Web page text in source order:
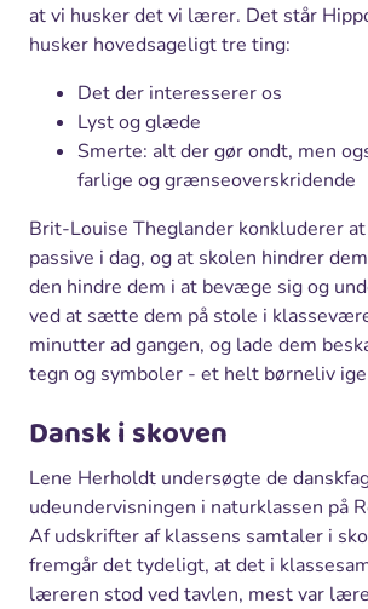
at vi husker det vi lærer. Det står
husker hovedsageligt tre ting:
Det der interesserer os
Lyst og glæde
Smerte: alt der gør ondt, men
farlige og grænseoverskridende
Brit-Louise Theglander konkluderer
passive i dag, og at skolen hindrer
den hindre dem i at bevæge sig og
ved at sætte dem på stole i
minutter ad gangen, og lade dem
tegn og symboler - et helt børneliv
Dansk i skoven
Lene Herholdt undersøgte de
udeundervisningen i naturklassen på
Af udskrifter af klassens samtaler i
fremgår det tydeligt, at det i
læreren stod ved tavlen, mest var